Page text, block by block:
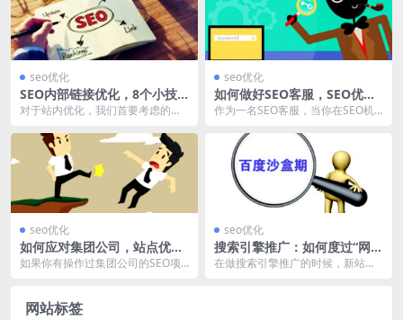
seo优化
SEO内部链接优化，8个小技
巧，或许你经常忽略！
对于站内优化，我们首要考虑的就
O中更有价值呢？ ...
seo优化
如何做好SEO客服，SEO优化
客服注意事项
作为一名SEO客服，当你在SEO机
候，你经常会遇到...
seo优化
如何应对集团公司，站点优化
的“繁文缛节”？
如果你有操作过集团公司的SEO项
seo优化
搜索引擎推广：如何度过“网站
沙盒期”？
在做搜索引擎推广的时候，新站长
网站标签